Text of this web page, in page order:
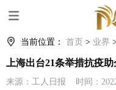
当前位置： 首页 > 业界
上海出台21条举措抗疫
来源：工人日报 时间：